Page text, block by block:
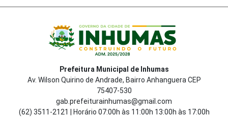
Prefeitura Municipal de Inhumas
Av. Wilson Quirino de Andrade, Bairro Anhanguera CEP
75407-530
gab.prefeiturainhumas@gmail.com
(62) 3511-2121 | Horário 07:00h às 11:00h 13:00h às 17:00h